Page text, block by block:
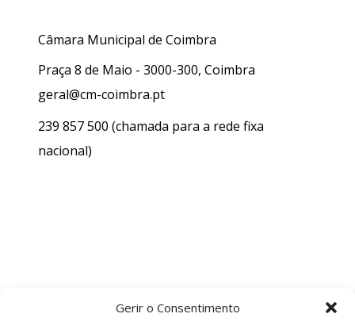
Gerir o Consentimento
Câmara Municipal de Coimbra
Praça 8 de Maio - 3000-300, Coimbra
geral@cm-coimbra.pt
239 857 500 (chamada para a rede fixa
nacional)